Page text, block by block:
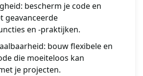
bescherm je code en
geavanceerde
en -praktijken.
bouw flexibele en
die moeiteloos kan
je projecten.